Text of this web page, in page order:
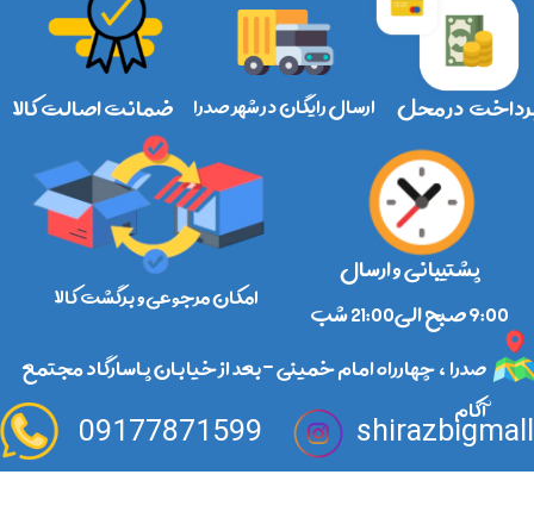
ارسال رایگان در شهر صدرا در محل
امکان مرجوعی و برگشت کالا
ضمانت اصالت کالا
صدرا ، چهارراه امام خمینی -بعد از خیابان پاسارگاد مجتمع
آکام
09177871599
پشتیبانی و ارسال
​​​​​​​9:00 صبح الی21:00 شب